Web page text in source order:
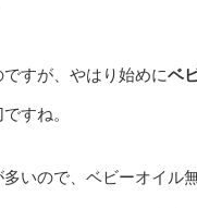
すが、やはり始めにベ
すね。
いので、ベビーオイル